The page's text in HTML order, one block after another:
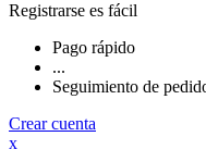
Registrarse es fácil
Pago rápido
...
Seguimiento de
Crear cuenta
x